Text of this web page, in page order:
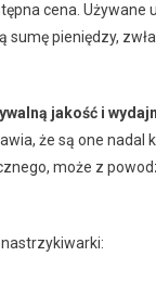
cena. Używane
pieniędzy,
jakość i
że są one nadal
może z